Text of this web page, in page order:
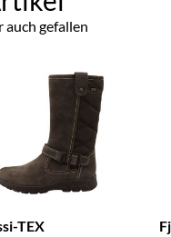
gefallen
TEX